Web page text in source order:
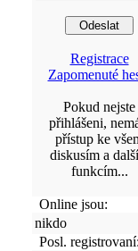
Registrace
Zapomenuté
Pokud nejste
přihlášeni,
přístup ke
diskusím a
funkcím...
Online jsou:
nikdo
Posl. registrovaní: